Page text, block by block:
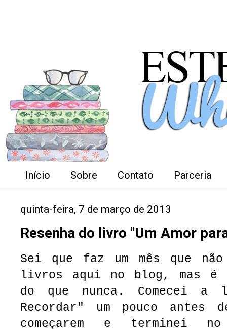
Início Sobre Contato Parceria
quinta-feira, 7 de março de 2013
Resenha do livro "Um Amor
Sei que faz um mês que
livros aqui no blog, mas é
do que nunca. Comecei a
Recordar" um pouco antes
começarem e terminei